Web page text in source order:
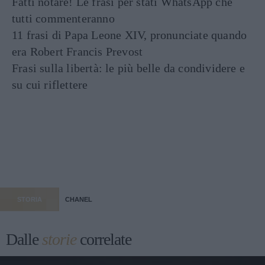
tutti commenteranno
11 frasi di Papa Leone XIV, pronunciate quando
era Robert Francis Prevost
Frasi sulla libertà: le più belle da condividere e
su cui riflettere
STORIA CHANEL
Dallestoriecorrelate